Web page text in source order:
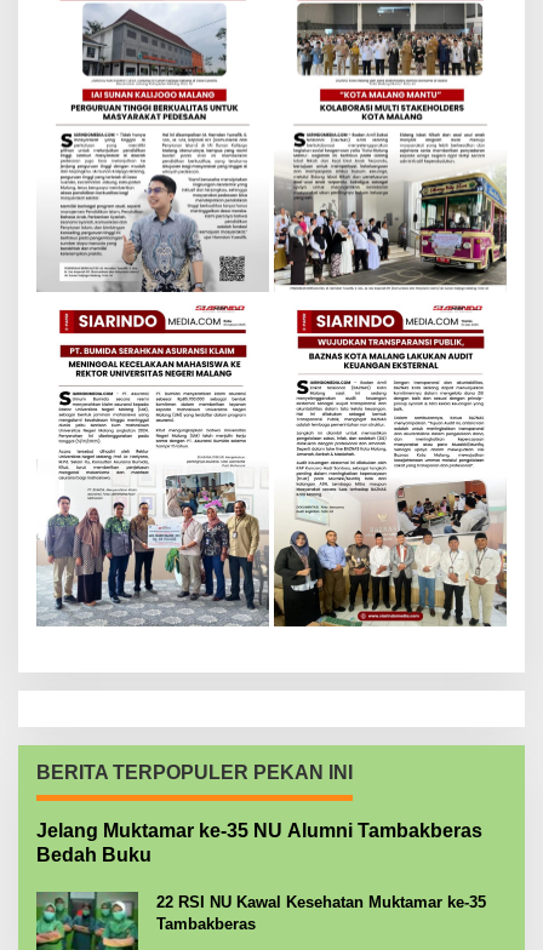
BERITA TERPOPULER PEKAN INI
Jelang Muktamar ke-35 NU Alumni Tambakberas
Bedah Buku
22 RSI NU Kawal Kesehatan Muktamar ke-35
Tambakberas